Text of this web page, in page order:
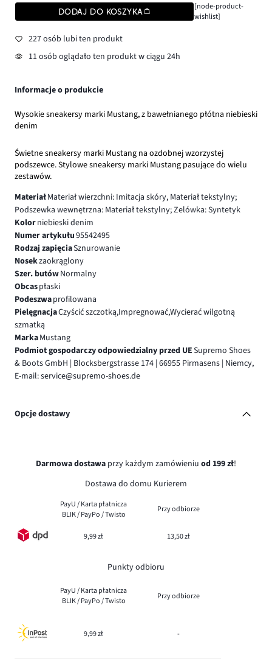
DODAJ DO KOSZYKA
[node-product-
wishlist]
227 osób lubi ten produkt
11 osób oglądało ten produkt w ciągu 24h
Informacje o produkcie
Wysokie sneakersy marki Mustang, z bawełnianego płótna niebieski
denim
Świetne sneakersy marki Mustang na ozdobnej wzorzystej
podszewce. Stylowe sneakersy marki Mustang pasujące do wielu
zestawów.
MateriałMateriał wierzchni: Imitacja skóry, Materiał tekstylny;
Podszewka wewnętrzna: Materiał tekstylny; Zelówka: Syntetyk
Kolorniebieski denim
Numer artykułu95542495
Rodzaj zapięciaSznurowanie
Nosekzaokrąglony
Szer. butówNormalny
Obcaspłaski
Podeszwaprofilowana
PielęgnacjaCzyścić szczotką,Impregnować,Wycierać wilgotną
szmatką
MarkaMustang
Podmiot gospodarczy odpowiedzialny przed UESupremo Shoes
& Boots GmbH | Blocksbergstrasse 174 | 66955 Pirmasens | Niemcy,
E-mail: service@supremo-shoes.de
Opcje dostawy
Darmowa dostawa przy każdym zamówieniu od 199 zł!
Dostawa do domu Kurierem
PayU / Karta płatnicza
BLIK / PayPo / Twisto
Przy odbiorze
9,99 zł 13,50 zł
Punkty odbioru
PayU / Karta płatnicza
BLIK / PayPo / Twisto
Przy odbiorze
9,99 zł -